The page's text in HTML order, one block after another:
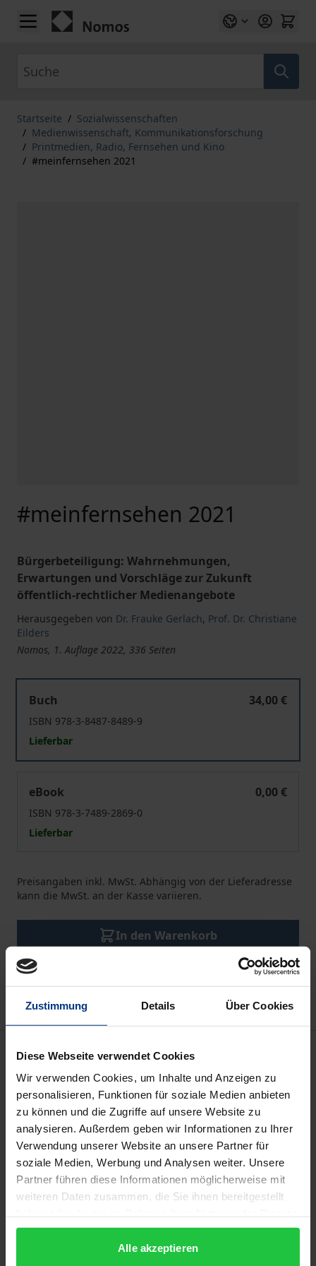
Zustimmung Details Über Cookies
Diese Webseite verwendet Cookies
Wir verwenden Cookies, um Inhalte und Anzeigen zu
personalisieren, Funktionen für soziale Medien anbieten
zu können und die Zugriffe auf unsere Website zu
analysieren. Außerdem geben wir Informationen zu Ihrer
Verwendung unserer Website an unsere Partner für
soziale Medien, Werbung und Analysen weiter. Unsere
Partner führen diese Informationen möglicherweise mit
weiteren Daten zusammen, die Sie ihnen bereitgestellt
gesammelt haben.
Alle akzeptieren
Zum Inhalt springen
Startseite / Sozialwissenschaften
/ Medienwissenschaft, Kommunikationsforschung
/ Printmedien, Radio, Fernsehen und Kino
/ #meinfernsehen 2021
#meinfernsehen 2021
Bürgerbeteiligung: Wahrnehmungen,
Erwartungen und Vorschläge zur Zukunft
öffentlich-rechtlicher Medienangebote
Herausgegeben von Dr. Frauke Gerlach, Prof. Dr. Christiane
Eilders
Nomos, 1. Auflage 2022, 336 Seiten
Buch
34,00 €
ISBN 978-3-8487-8489-9
Lieferbar
eBook
0,00 €
ISBN 978-3-7489-2869-0
Lieferbar
Preisangaben inkl. MwSt. Abhängig von der Lieferadresse
kann die MwSt. an der Kasse variieren.
In den Warenkorb
Zur Wunschliste hinzufügen
Hinweise zu Versandkosten
Beschreibung
Wie soll die Zukunft des öffentlich-rechtlichen
Fernsehens aussehen? Eine Frage, die
normalerweise von Expertinnen und Experten und
Akteurinnen und Akteuren des Mediensystems
diskutiert wird, wurde im Rahmen der Online-
Partizipationsplattform #meinfernsehen2021 auf
Die vorliegende Publikation stellt das Verfahren, die
Inhalte sowie die Ergebnisse des